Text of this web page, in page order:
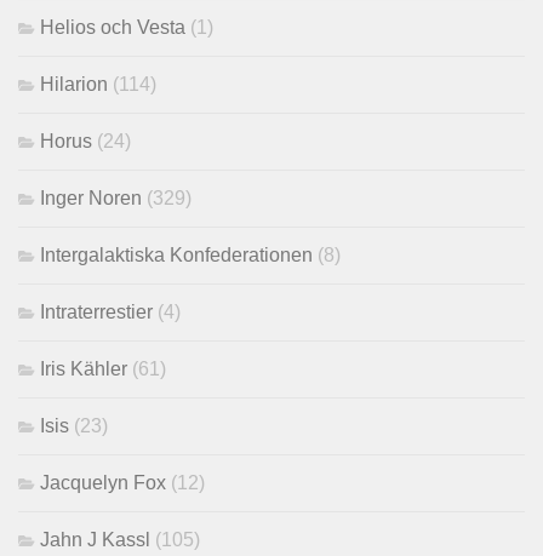
Helios och Vesta (1)
Hilarion (114)
Horus (24)
Inger Noren (329)
Intergalaktiska Konfederationen (8)
Intraterrestier (4)
Iris Kähler (61)
Isis (23)
Jacquelyn Fox (12)
Jahn J Kassl (105)